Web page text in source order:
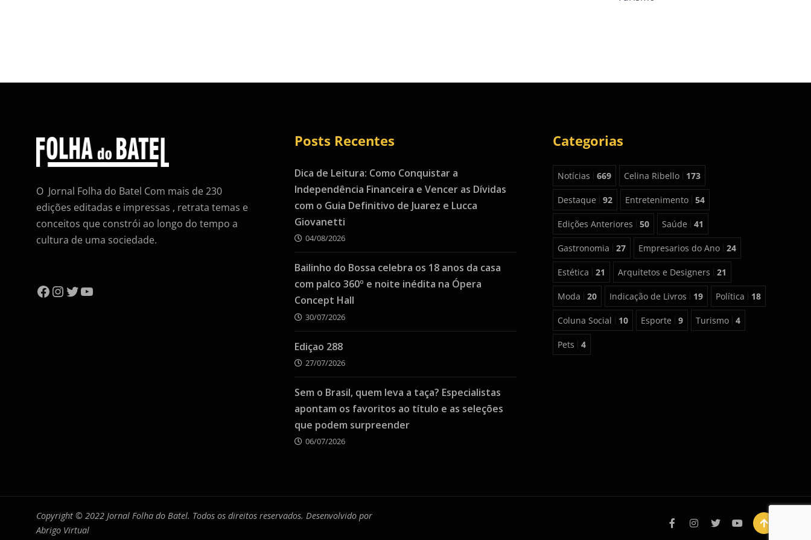
O Jornal Folha do Batel Com mais de 230
edições editadas e impressas , retrata temas e
conceitos que constrói ao longo do tempo a
cultura de uma sociedade.
Facebook
Instagram
Twitter
YouTube
Posts Recentes
Dica de Leitura: Como Conquistar a
Independência Financeira e Vencer as Dívidas
com o Guia Definitivo de Juarez e Lucca
Giovanetti
04/08/2026
Bailinho do Bossa celebra os 18 anos da casa
com palco 360º e noite inédita na Ópera
Concept Hall
30/07/2026
Ediçao 288
27/07/2026
Sem o Brasil, quem leva a taça? Especialistas
apontam os favoritos ao título e as seleções
que podem surpreender
06/07/2026
Categorias
Notícias 669 Celina Ribello 173
Destaque 92 Entretenimento 54
Edições Anteriores 50 Saúde 41
Gastronomia 27 Empresarios do Ano 24
Estética 21 Arquitetos e Designers 21
Moda 20 Indicação de Livros 19 Política 18
Coluna Social 10 Esporte 9 Turismo 4
Pets 4
Copyright © 2022 Jornal Folha do Batel. Todos os direitos reservados. Desenvolvido por
Abrigo Virtual